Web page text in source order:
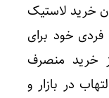
خرید لاستیک
خود برای
خرید منصرف
در بازار و